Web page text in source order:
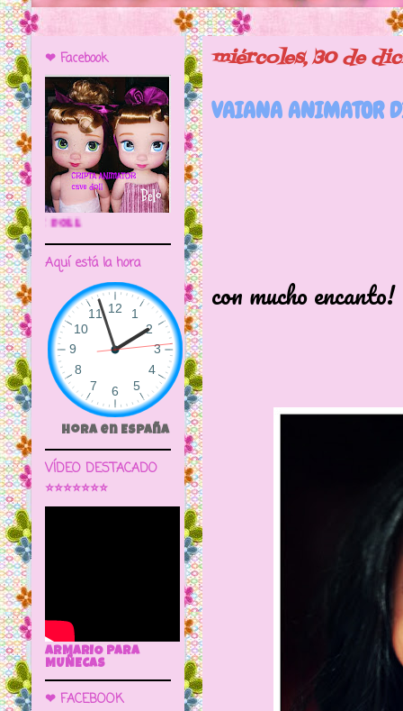
miércoles, 30 de
VAIANA ANIMATOR
con mucho encanto!
❤ Facebook
🌼CRIPTA ANIMATOR CAVE DOLL
Aquí está la hora
Hora en España
VÍDEO DESTACADO
⭐⭐⭐⭐⭐⭐⭐
ARMARIO PARA
MUÑECAS
❤ FACEBOOK